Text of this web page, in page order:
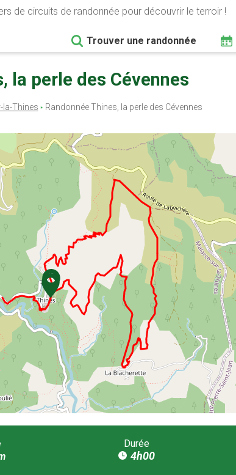
de circuits de randonnée pour découvrir le terroir !
Trouver une randonnée
la perle des Cévennes
la-Thines Randonnée Thines, la perle des Cévennes
Durée
4h00